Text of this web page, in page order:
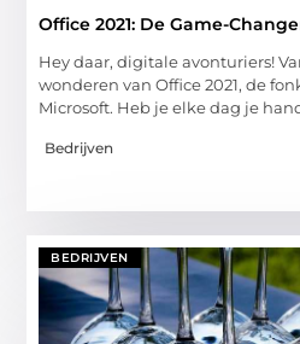
Office 2021: De Game-
Hey daar, digitale avonturiers!
wonderen van Office 2021, de
Microsoft. Heb je elke dag je
Bedrijven
BEDRIJVEN